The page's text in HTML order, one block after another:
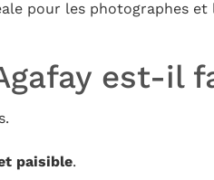
pour les photographes
est-il
paisible.